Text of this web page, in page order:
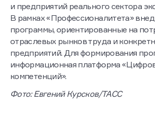
и предприятий реального сектора
В рамках «Профессионалитета»
программы, ориентированные на
отраслевых рынков труда и
предприятий. Для формирования
информационная платформа
компетенций».
Фото: Евгений Курсков/ТАСС